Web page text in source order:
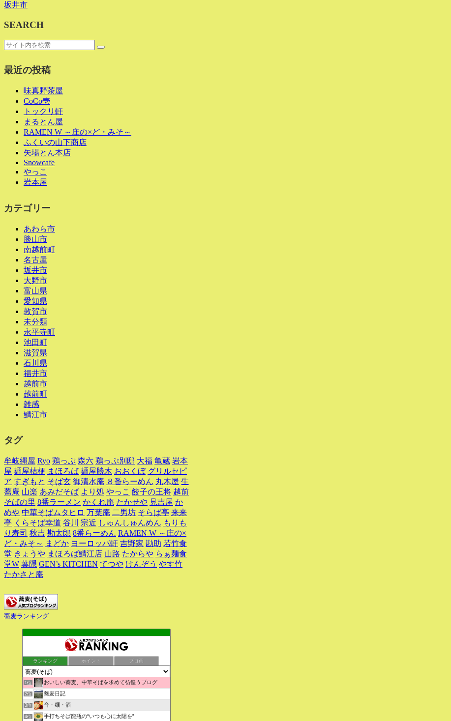
坂井市
SEARCH
最近の投稿
味真野茶屋
CoCo壱
トックリ軒
まるとん屋
RAMEN W ～庄の×ど・みそ～
ふくいの山下商店
矢場とん本店
Snowcafe
やっこ
岩本屋
カテゴリー
あわら市
勝山市
南越前町
名古屋
坂井市
大野市
富山県
愛知県
敦賀市
未分類
永平寺町
池田町
滋賀県
石川県
福井市
越前市
越前町
雑感
鯖江市
タグ
牟岐縄屋 Ryo 鶏っぷ 森六 鶏っぷ別邸 大福 亀蔵 岩本
屋 麺屋桔梗 まほろば 麺屋勝木 おおくぼ グリルセピ
ア すぎもと そば玄 御清水庵 ８番らーめん 丸木屋 生
蕎庵 山楽 あみだそば より処 やっこ 餃子の王将 越前
そばの里 8番ラーメン かくれ庵 たかせや 見吉屋 か
めや 中華そばムタヒロ 万葉庵 二男坊 そらば亭 来来
亭 くらそば幸道 谷川 宗近 しゅんしゅんめん もりも
り寿司 秋吉 勘太郎 8番らーめん RAMEN W ～庄の×
ど・みそ～ まどか ヨーロッパ軒 吉野家 勘助 若竹食
堂 きょうや まほろば鯖江店 山路 たからや らぁ麺食
堂W 葉隠 GEN’s KITCHEN てつや けんぞう やす竹
たかさと庵
蕎麦ランキング
ランキング ポイント ブロ画
1位 おいしい蕎麦、中華そばを求めて彷徨うブログ
2位 蕎麦日記
3位 音・麺・酒
4位 手打ちそば龍瓶の“いつも心に太陽を”